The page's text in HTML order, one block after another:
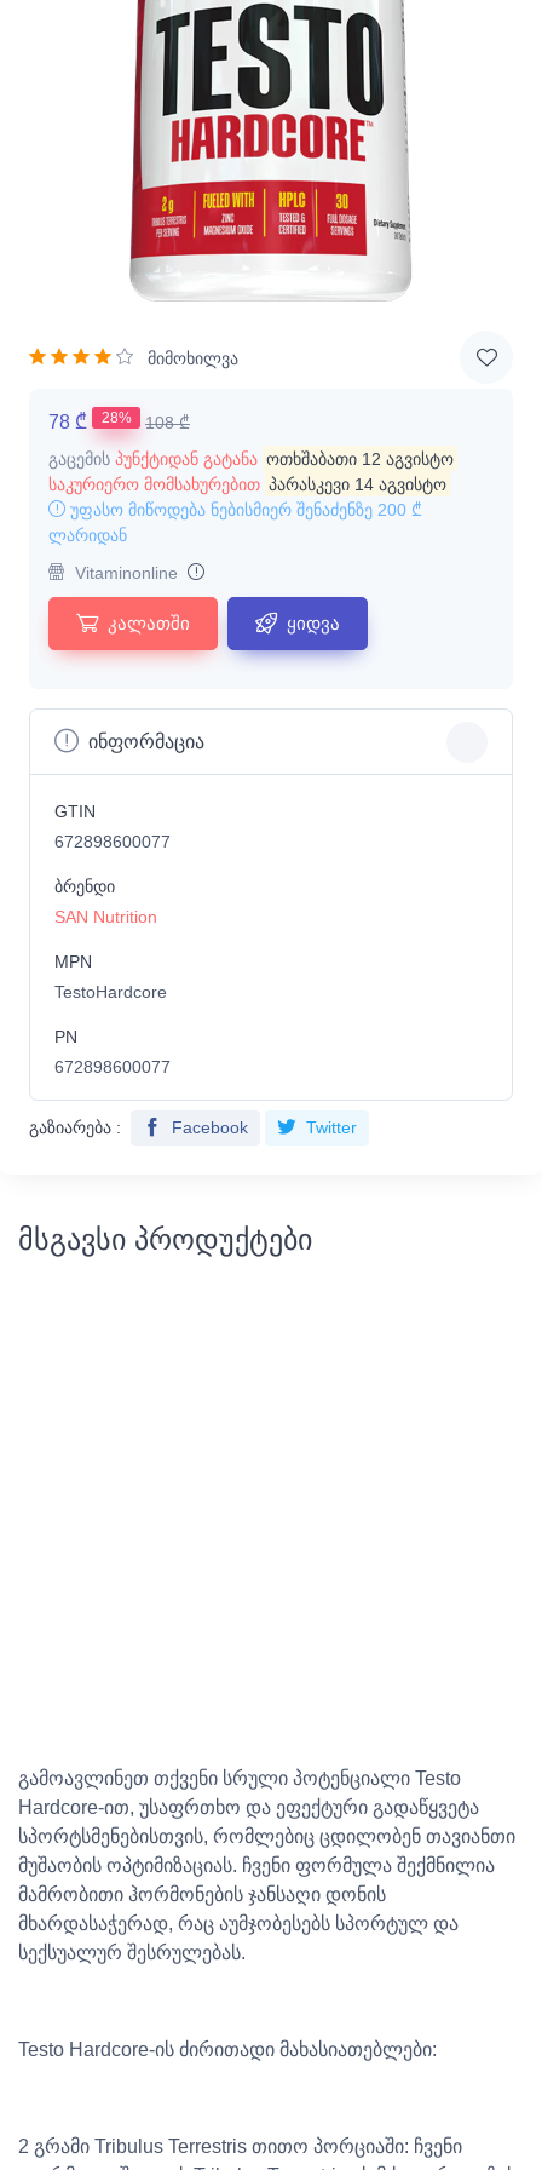
მიმოხილვა
78 ₾ 28%
108 ₾
გაცემის პუნქტიდან გატანა ოთხშაბათი 12 აგვისტო
საკურიერო მომსახურებით პარასკევი 14 აგვისტო
უფასო მიწოდება ნებისმიერ შენაძენზე 200 ₾
ლარიდან
Vitaminonline
კალათში ყიდვა
ინფორმაცია
GTIN
672898600077
ბრენდი
SAN Nutrition
MPN
TestoHardcore
PN
672898600077
გაზიარება : Facebook Twitter
მსგავსი პროდუქტები
გამოავლინეთ თქვენი სრული პოტენციალი Testo
Hardcore-ით, უსაფრთხო და ეფექტური გადაწყვეტა
სპორტსმენებისთვის, რომლებიც ცდილობენ თავიანთი
მუშაობის ოპტიმიზაციას. ჩვენი ფორმულა შექმნილია
მამრობითი ჰორმონების ჯანსაღი დონის
მხარდასაჭერად, რაც აუმჯობესებს სპორტულ და
სექსუალურ შესრულებას.
Testo Hardcore-ის ძირითადი მახასიათებლები:
2 გრამი Tribulus Terrestris თითო პორციაში: ჩვენი